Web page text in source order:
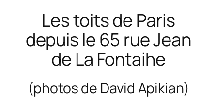
Les toits de Paris
depuis le 65 rue Jean
de La Fontaihe
(photos de David Apikian)